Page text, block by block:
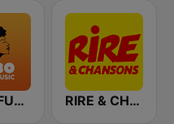
FM 80 FUNKY MUSIC RIRE & CHANSONS